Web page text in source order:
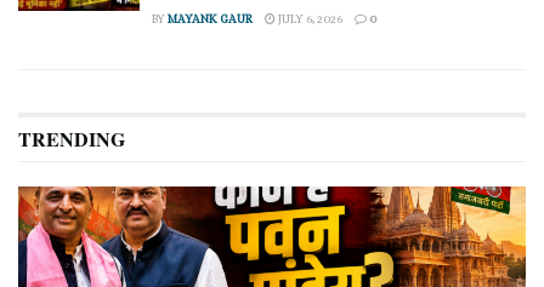
BYMAYANK GAUR JULY 6, 2026 0
TRENDING